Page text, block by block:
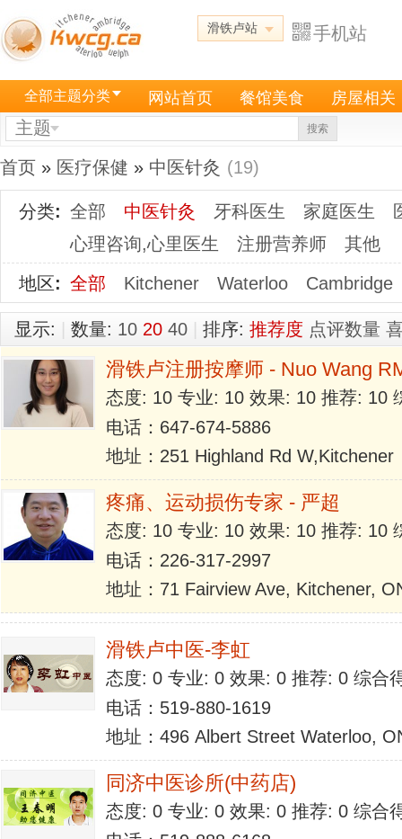
滑铁卢站 手机站
全部主题分类 网站首页 餐馆美食 房屋相关
主题 搜索
首页 » 医疗保健 » 中医针灸 (19)
分类: 全部 中医针灸 牙科医生 家庭医生
心理咨询,心里医生
注册营养师
其他
地区: 全部 Kitchener Waterloo Cambridge
显示: 数量: 10 20 40 排序: 推荐度 点评数量
滑铁卢注册按摩师 - Nuo Wang
态度: 10 专业: 10 效果: 10 推荐: 10
电话：647-674-5886
地址：251 Highland Rd W,Kitchener
疼痛、运动损伤专家 - 严超
态度: 10 专业: 10 效果: 10 推荐: 10
电话：226-317-2997
地址：71 Fairview Ave, Kitchener,
滑铁卢中医-李虹
态度: 0 专业: 0 效果: 0 推荐: 0 综合
电话：519-880-1619
地址：496 Albert Street Waterloo,
同济中医诊所(中药店)
态度: 0 专业: 0 效果: 0 推荐: 0 综合